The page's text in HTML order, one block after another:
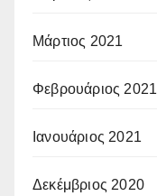
Μάρτιος 2021
Φεβρουάριος 2021
Ιανουάριος 2021
Δεκέμβριος 2020